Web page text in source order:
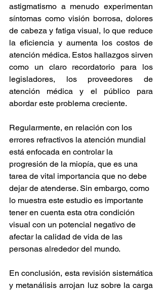
astigmatismo a menudo experimentan
síntomas como visión borrosa, dolores
de cabeza y fatiga visual, lo que reduce
la eficiencia y aumenta los costos de
atención médica. Estos hallazgos sirven
como un claro recordatorio para los
legisladores, los proveedores de
atención médica y el público para
abordar este problema creciente.
Regularmente, en relación con los
errores refractivos la atención mundial
está enfocada en controlar la
progresión de la miopía, que es una
tarea de vital importancia que no debe
dejar de atenderse. Sin embargo, como
lo muestra este estudio es importante
tener en cuenta esta otra condición
visual con un potencial negativo de
afectar la calidad de vida de las
personas alrededor del mundo.
En conclusión, esta revisión sistemática
y metanálisis arrojan luz sobre la carga